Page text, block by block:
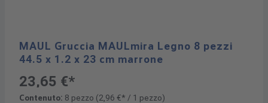
MAUL Gruccia MAULmira Legno 8 pezzi
44.5 x 1.2 x 23 cm marrone
23,65 €*
Contenuto: 8 pezzo (2,96 €* / 1 pezzo)